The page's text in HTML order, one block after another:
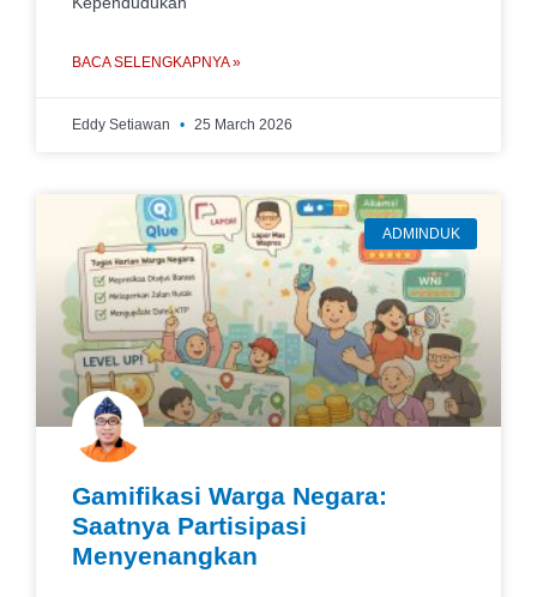
BACA SELENGKAPNYA »
Eddy Setiawan 25 March 2026
ADMINDUK
Gamifikasi Warga Negara:
Saatnya Partisipasi
Menyenangkan